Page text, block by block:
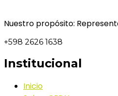
Nuestro propósito:
+598 2626 1638
Institucional
Inicio